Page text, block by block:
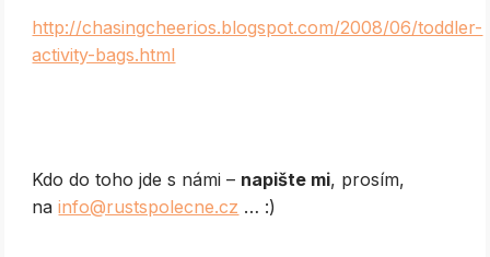
http://chasingcheerios.blogspot.com/2008/06/toddler-
activity-bags.html
Kdo do toho jde s námi – napište mi, prosím,
nainfo@rustspolecne.cz … :)